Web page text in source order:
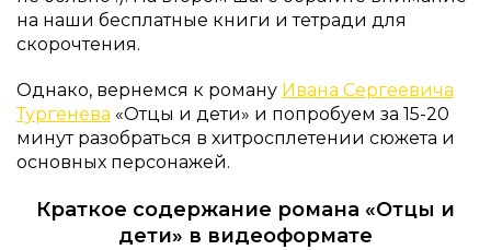
на наши бесплатные книги и тетради для
скорочтения.
Однако, вернемся к роману Ивана Сергеевича
Тургенева «Отцы и дети» и попробуем за 15-20
минут разобраться в хитросплетении сюжета и
основных персонажей.
Краткое содержание романа «Отцы и
дети» в видеоформате